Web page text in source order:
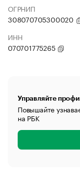
ОГРНИП
308070705300020
ИНН
070701775265
Управляйте
Повышайте
на РБК